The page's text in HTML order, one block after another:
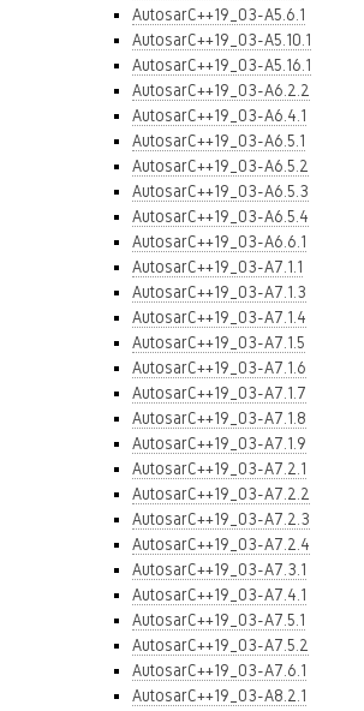
AutosarC++19_03-A5.6.1
AutosarC++19_03-A5.10.1
AutosarC++19_03-A5.16.1
AutosarC++19_03-A6.2.2
AutosarC++19_03-A6.4.1
AutosarC++19_03-A6.5.1
AutosarC++19_03-A6.5.2
AutosarC++19_03-A6.5.3
AutosarC++19_03-A6.5.4
AutosarC++19_03-A6.6.1
AutosarC++19_03-A7.1.1
AutosarC++19_03-A7.1.3
AutosarC++19_03-A7.1.4
AutosarC++19_03-A7.1.5
AutosarC++19_03-A7.1.6
AutosarC++19_03-A7.1.7
AutosarC++19_03-A7.1.8
AutosarC++19_03-A7.1.9
AutosarC++19_03-A7.2.1
AutosarC++19_03-A7.2.2
AutosarC++19_03-A7.2.3
AutosarC++19_03-A7.2.4
AutosarC++19_03-A7.3.1
AutosarC++19_03-A7.4.1
AutosarC++19_03-A7.5.1
AutosarC++19_03-A7.5.2
AutosarC++19_03-A7.6.1
AutosarC++19_03-A8.2.1